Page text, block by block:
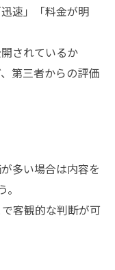
速」「料金が明
されているか
第三者からの評価
多い場合は内容を
客観的な判断が可